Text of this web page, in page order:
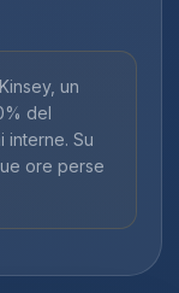
un
del
interne. Su
ore perse